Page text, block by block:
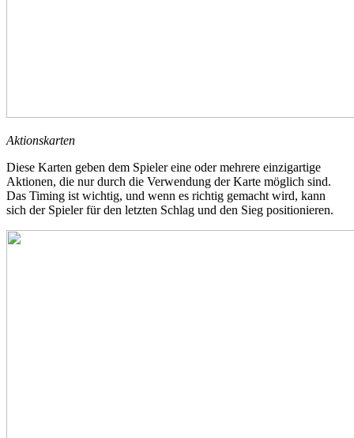
Aktionskarten
Diese Karten geben dem Spieler eine oder mehrere einzigartige
Aktionen, die nur durch die Verwendung der Karte möglich sind.
Das Timing ist wichtig, und wenn es richtig gemacht wird, kann
sich der Spieler für den letzten Schlag und den Sieg positionieren.